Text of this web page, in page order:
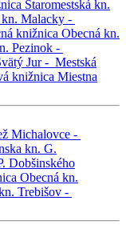
Staromestská kn.
Malacky -
knižnica Obecná kn.
Pezinok -
Jur - Mestská
knižnica Miestna
Michalovce -
kn. G.
Dobšinského
Obecná kn.
Trebišov -